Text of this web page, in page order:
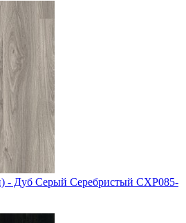
Дуб Серый Серебристый CXP085-